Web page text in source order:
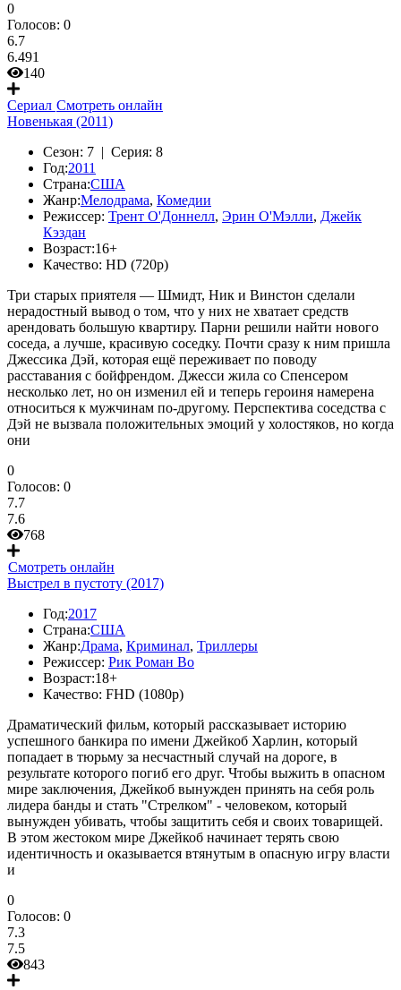
0
Голосов: 0
6.7
6.491
140
Сериал Смотреть онлайн
Новенькая (2011)
Сезон: 7 | Серия: 8
Год:2011
Страна:США
Жанр:Мелодрама, Комедии
Режиссер: Трент О'Доннелл, Эрин О'Мэлли, Джейк
Кэздан
Возраст:16+
Качество: HD (720p)
Три старых приятеля — Шмидт, Ник и Винстон сделали
нерадостный вывод о том, что у них не хватает средств
арендовать большую квартиру. Парни решили найти нового
соседа, а лучше, красивую соседку. Почти сразу к ним пришла
Джессика Дэй, которая ещё переживает по поводу
расставания с бойфрендом. Джесси жила со Спенсером
несколько лет, но он изменил ей и теперь героиня намерена
относиться к мужчинам по-другому. Перспектива соседства с
Дэй не вызвала положительных эмоций у холостяков, но когда
они
0
Голосов: 0
7.7
7.6
768
Смотреть онлайн
Выстрел в пустоту (2017)
Год:2017
Страна:США
Жанр:Драма, Криминал, Триллеры
Режиссер: Рик Роман Во
Возраст:18+
Качество: FHD (1080p)
Драматический фильм, который рассказывает историю
успешного банкира по имени Джейкоб Харлин, который
попадает в тюрьму за несчастный случай на дороге, в
результате которого погиб его друг. Чтобы выжить в опасном
мире заключения, Джейкоб вынужден принять на себя роль
лидера банды и стать "Стрелком" - человеком, который
вынужден убивать, чтобы защитить себя и своих товарищей.
В этом жестоком мире Джейкоб начинает терять свою
идентичность и оказывается втянутым в опасную игру власти
и
0
Голосов: 0
7.3
7.5
843